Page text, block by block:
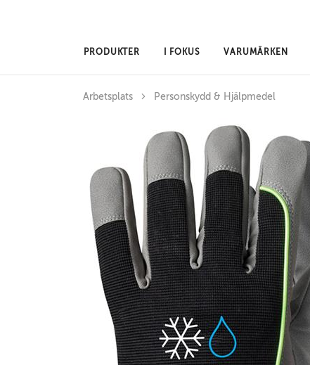
PRODUKTER I FOKUS VARUMÄRKEN
Arbetsplats Personskydd & Hjälpmedel